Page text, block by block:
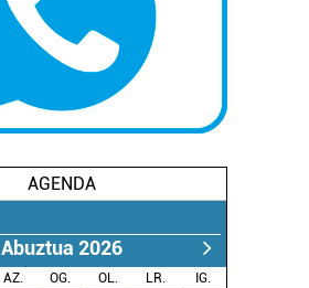
AGENDA
Abuztua 2026
AZ. OG. OL. LR.
IG.